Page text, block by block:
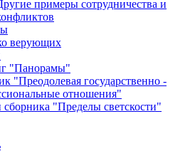
примеры сотрудничества и
верующих
"Панорамы"
"Преодолевая государственно -
отношения"
сборника "Пределы светскости"